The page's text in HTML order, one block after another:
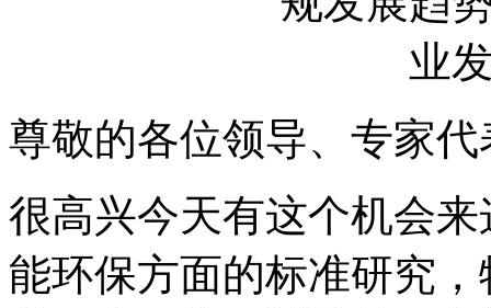
尊敬的各位领导、专家
很高兴今天有这个机会
能环保方面的标准研究